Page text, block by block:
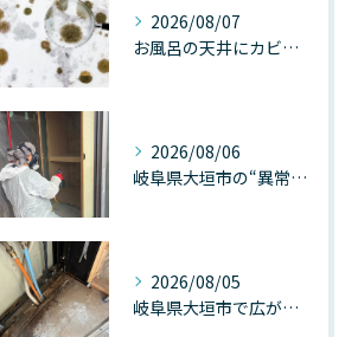
2026/08/07
お風呂の天井にカビが生えたら要注意！2026年8月の猛暑・高湿度で急増する浴室カビの原因と正しい対策
2026/08/06
岐阜県大垣市の“異常に高い気温”が建物内部を腐らせる──深層カビが爆発的に増える本当の理由
2026/08/05
岐阜県大垣市で広がる“深層カビ汚染”──なぜ除カビが必要なのか、建物内部で起きている見えない危機